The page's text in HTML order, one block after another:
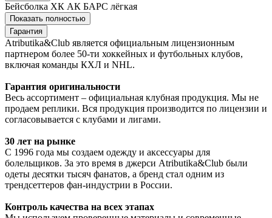
Бейсболка ХК АК БАРС лёгкая
Показать полностью
Гарантия
Atributika&Club является официальным лицензионным
партнером более 50-ти хоккейных и футбольных клубов,
включая команды КХЛ и NHL.
Гарантия оригинальности
Весь ассортимент – официальная клубная продукция. Мы не
продаем реплики. Вся продукция производится по лицензии и
согласовывается с клубами и лигами.
30 лет на рынке
С 1996 года мы создаем одежду и аксессуары для
болельщиков. За это время в джерси Atributika&Club были
одеты десятки тысяч фанатов, а бренд стал одним из
трендсеттеров фан-индустрии в России.
Контроль качества на всех этапах